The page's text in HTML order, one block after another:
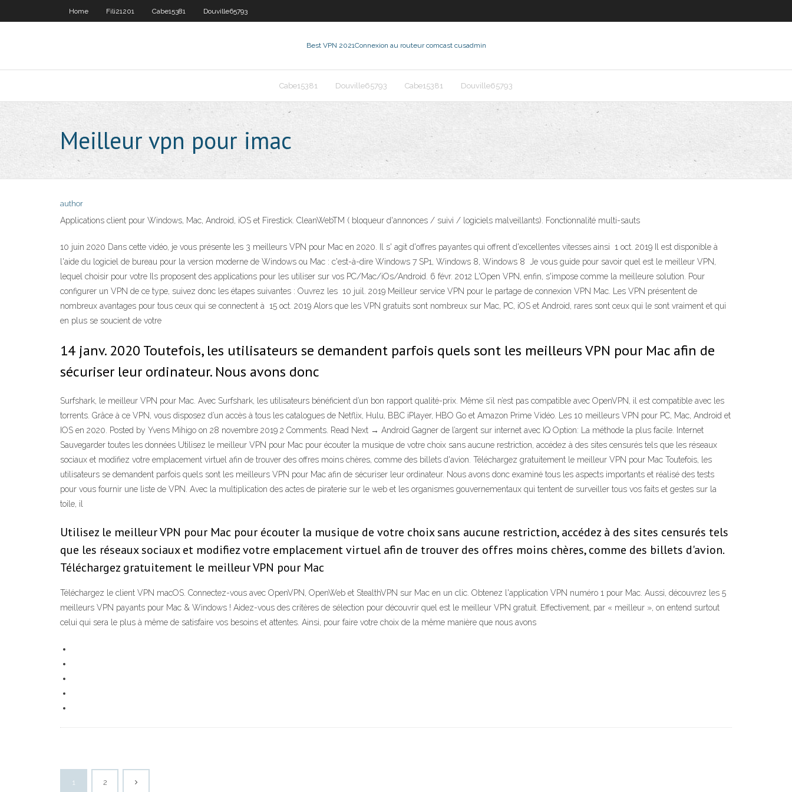
Home Fili21201 Cabe15381 Douville65793
Best VPN 2021Connexion au routeur comcast cusadmin
Cabe15381 Douville65793 Cabe15381 Douville65793
Meilleur vpn pour imac
author
Applications client pour Windows, Mac, Android, iOS et Firestick. CleanWebTM ( bloqueur d'annonces / suivi / logiciels malveillants). Fonctionnalité multi-sauts
10 juin 2020 Dans cette vidéo, je vous présente les 3 meilleurs VPN pour Mac en 2020. Il s' agit d'offres payantes qui offrent d'excellentes vitesses ainsi 1 oct. 2019 Il est disponible à
l'aide du logiciel de bureau pour la version moderne de Windows ou Mac : c'est-à-dire Windows 7 SP1, Windows 8, Windows 8 Je vous guide pour savoir quel est le meilleur VPN,
lequel choisir pour votre Ils proposent des applications pour les utiliser sur vos PC/Mac/iOs/Android. 6 févr. 2012 L'Open VPN, enfin, s'impose comme la meilleure solution. Pour
configurer un VPN de ce type, suivez donc les étapes suivantes : Ouvrez les 10 juil. 2019 Meilleur service VPN pour le partage de connexion VPN Mac. Les VPN présentent de
nombreux avantages pour tous ceux qui se connectent à 15 oct. 2019 Alors que les VPN gratuits sont nombreux sur Mac, PC, iOS et Android, rares sont ceux qui le sont vraiment et qui
en plus se soucient de votre
14 janv. 2020 Toutefois, les utilisateurs se demandent parfois quels sont les meilleurs VPN pour Mac afin de
sécuriser leur ordinateur. Nous avons donc
Surfshark, le meilleur VPN pour Mac. Avec Surfshark, les utilisateurs bénéficient d’un bon rapport qualité-prix. Même s’il n’est pas compatible avec OpenVPN, il est compatible avec les
torrents. Grâce à ce VPN, vous disposez d’un accès à tous les catalogues de Netflix, Hulu, BBC iPlayer, HBO Go et Amazon Prime Vidéo. Les 10 meilleurs VPN pour PC, Mac, Android et
IOS en 2020. Posted by Yvens Mihigo on 28 novembre 2019 2 Comments. Read Next → Android Gagner de l’argent sur internet avec IQ Option: La méthode la plus facile. Internet
Sauvegarder toutes les données Utilisez le meilleur VPN pour Mac pour écouter la musique de votre choix sans aucune restriction, accédez à des sites censurés tels que les réseaux
sociaux et modifiez votre emplacement virtuel afin de trouver des offres moins chères, comme des billets d'avion. Téléchargez gratuitement le meilleur VPN pour Mac Toutefois, les
utilisateurs se demandent parfois quels sont les meilleurs VPN pour Mac afin de sécuriser leur ordinateur. Nous avons donc examiné tous les aspects importants et réalisé des tests
pour vous fournir une liste de VPN. Avec la multiplication des actes de piraterie sur le web et les organismes gouvernementaux qui tentent de surveiller tous vos faits et gestes sur la
toile, il
Utilisez le meilleur VPN pour Mac pour écouter la musique de votre choix sans aucune restriction, accédez à des sites censurés tels
que les réseaux sociaux et modifiez votre emplacement virtuel afin de trouver des offres moins chères, comme des billets d'avion.
Téléchargez gratuitement le meilleur VPN pour Mac
Téléchargez le client VPN macOS. Connectez-vous avec OpenVPN, OpenWeb et StealthVPN sur Mac en un clic. Obtenez l'application VPN numéro 1 pour Mac. Aussi, découvrez les 5
meilleurs VPN payants pour Mac & Windows ! Aidez-vous des critères de sélection pour découvrir quel est le meilleur VPN gratuit. Effectivement, par « meilleur », on entend surtout
celui qui sera le plus à même de satisfaire vos besoins et attentes. Ainsi, pour faire votre choix de la même manière que nous avons
1 2